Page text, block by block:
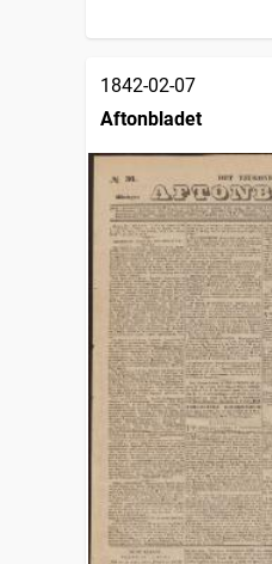
1842-02-07
Aftonbladet